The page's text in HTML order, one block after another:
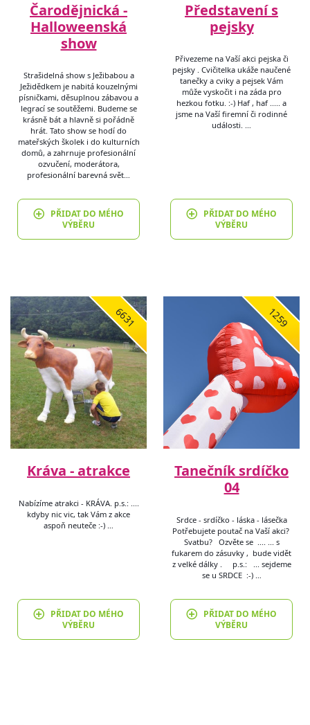
Čarodějnická -
Halloweenská
show
Strašidelná show s Ježibabou a
Ježidědkem je nabitá kouzelnými
písničkami, děsuplnou zábavou a
legrací se soutěžemi. Budeme se
krásně bát a hlavně si pořádně
hrát. Tato show se hodí do
mateřských školek i do kulturních
domů, a zahrnuje profesionální
ozvučení, moderátora,
profesionální barevná svět…
PŘIDAT DO MÉHO
VÝBĚRU
Představení s
pejsky
Přivezeme na Vaší akci pejska či
pejsky . Cvičitelka ukáže naučené
tanečky a cviky a pejsek Vám
může vyskočit i na záda pro
hezkou fotku. :-) Haf , haf ..... a
jsme na Vaší firemní či rodinné
události. …
PŘIDAT DO MÉHO
VÝBĚRU
6631
Kráva - atrakce
Nabízíme atrakci - KRÁVA. p.s.: ....
kdyby nic vic, tak Vám z akce
aspoň neuteče :-) …
PŘIDAT DO MÉHO
VÝBĚRU
1259
Tanečník srdíčko
04
Srdce - srdíčko - láska - lásečka
Potřebujete poutač na Vaší akci?
Svatbu? Ozvěte se .... ... s
fukarem do zásuvky , bude vidět
z velké dálky . p.s.: ... sejdeme
se u SRDCE :-) …
PŘIDAT DO MÉHO
VÝBĚRU